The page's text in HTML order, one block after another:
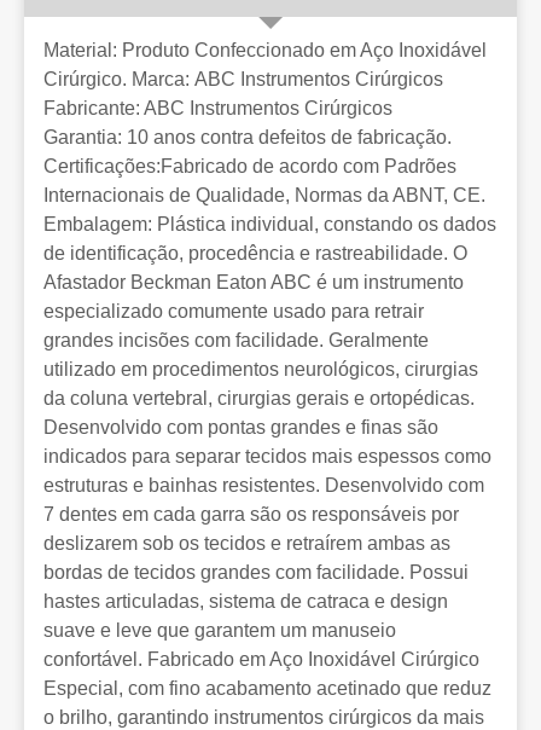
Material: Produto Confeccionado em Aço Inoxidável
Cirúrgico. Marca: ABC Instrumentos Cirúrgicos
Fabricante: ABC Instrumentos Cirúrgicos
Garantia: 10 anos contra defeitos de fabricação.
Certificações:Fabricado de acordo com Padrões
Internacionais de Qualidade, Normas da ABNT, CE.
Embalagem: Plástica individual, constando os dados
de identificação, procedência e rastreabilidade. O
Afastador Beckman Eaton ABC é um instrumento
especializado comumente usado para retrair
grandes incisões com facilidade. Geralmente
utilizado em procedimentos neurológicos, cirurgias
da coluna vertebral, cirurgias gerais e ortopédicas.
Desenvolvido com pontas grandes e finas são
indicados para separar tecidos mais espessos como
estruturas e bainhas resistentes. Desenvolvido com
7 dentes em cada garra são os responsáveis por
deslizarem sob os tecidos e retraírem ambas as
bordas de tecidos grandes com facilidade. Possui
hastes articuladas, sistema de catraca e design
suave e leve que garantem um manuseio
confortável. Fabricado em Aço Inoxidável Cirúrgico
Especial, com fino acabamento acetinado que reduz
o brilho, garantindo instrumentos cirúrgicos da mais